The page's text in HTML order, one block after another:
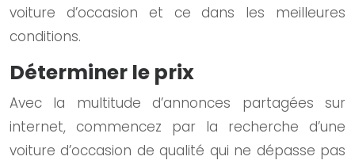
voiture d’occasion et ce dans les meilleures
conditions.
Déterminer le prix
Avec la multitude d’annonces partagées sur
internet, commencez par la recherche d’une
voiture d’occasion de qualité qui ne dépasse pas